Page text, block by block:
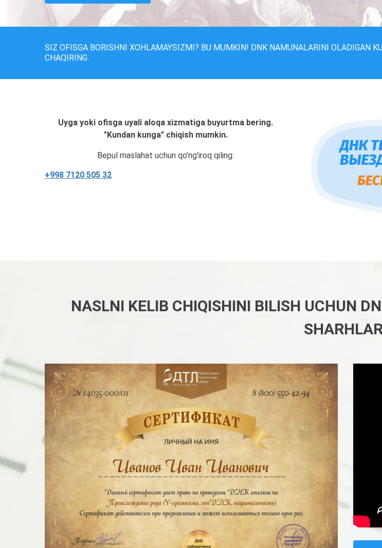
SIZ OFISGA BORISHNI XOHLAMAYSIZMI? BU MUMKIN! DNK NAMUNALARINI OLADIGAN
CHAQIRING.
Uyga yoki ofisga uyali aloqa xizmatiga buyurtma bering.
"Kundan kunga" chiqish mumkin.
Bepul maslahat uchun qo'ng'iroq qiling:
+998 7120 505 32
NASLNI KELIB CHIQISHINI BILISH UCHUN